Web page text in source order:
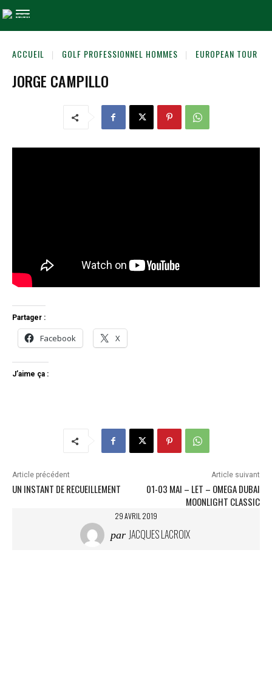
ACCUEIL GOLF PROFESSIONNEL HOMMES EUROPEAN TOUR
JORGE CAMPILLO
Partager :
Facebook X
J’aime ça :
Article précédent
UN INSTANT DE RECUEILLEMENT
Article suivant
01-03 MAI – LET – OMEGA DUBAI
MOONLIGHT CLASSIC
29 AVRIL 2019
par JACQUES LACROIX